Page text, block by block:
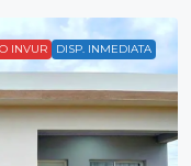
INVUR DISP. INMEDIATA